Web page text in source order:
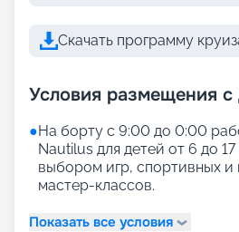
Скачать программу
Условия размещения с
●На борту с 9:00 до 0:00
Nautilus для детей от 6 до
выбором игр, спортивных и
мастер-классов.
Показать все условия